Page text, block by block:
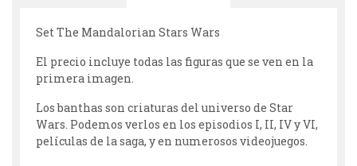
Set The Mandalorian Stars Wars
El precio incluye todas las figuras que se ven en la
primera imagen.
Los banthas son criaturas del universo de Star
Wars. Podemos verlos en los episodios I, II, IV y VI,
películas de la saga, y en numerosos videojuegos.